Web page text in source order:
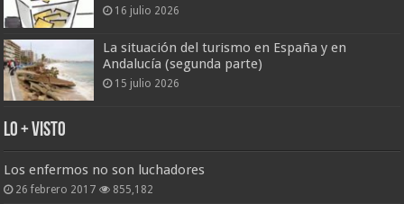
16 julio 2026
La situación del turismo en España y en
Andalucía (segunda parte)
15 julio 2026
Lo + Visto
Los enfermos no son luchadores
26 febrero 2017 855,182